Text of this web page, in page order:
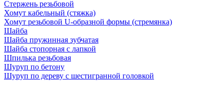
Стержень резьбовой
Хомут кабельный (стяжка)
Хомут резьбовой U-образной формы (стремянка)
Шайба
Шайба пружинная зубчатая
Шайба стопорная с лапкой
Шпилька резьбовая
Шуруп по бетону
Шуруп по дереву с шестигранной головкой